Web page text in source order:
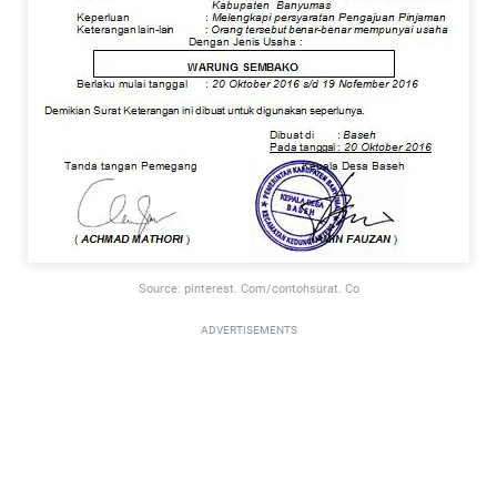
Source: pinterest. Com/contohsurat. Co
ADVERTISEMENTS